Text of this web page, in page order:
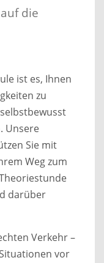
die
ist es, Ihnen
zu
Unsere
Sie mit
Weg zum
darüber
Verkehr –
vor